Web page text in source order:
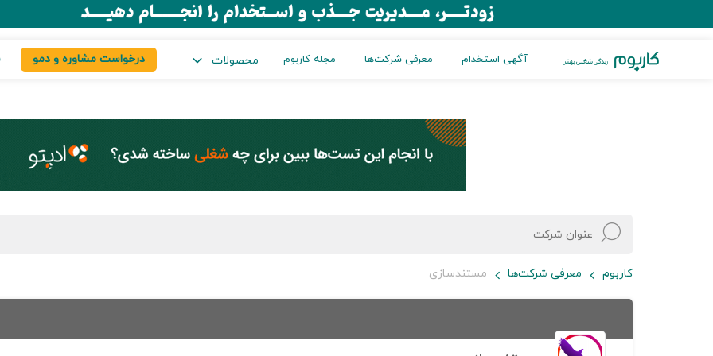
آگهی استخدام معرفی شرکت‌ها مجله کاربوم محصولات درخواست مشاوره و دمو
کاربوم معرفی شرکت‌ها مستندسازی